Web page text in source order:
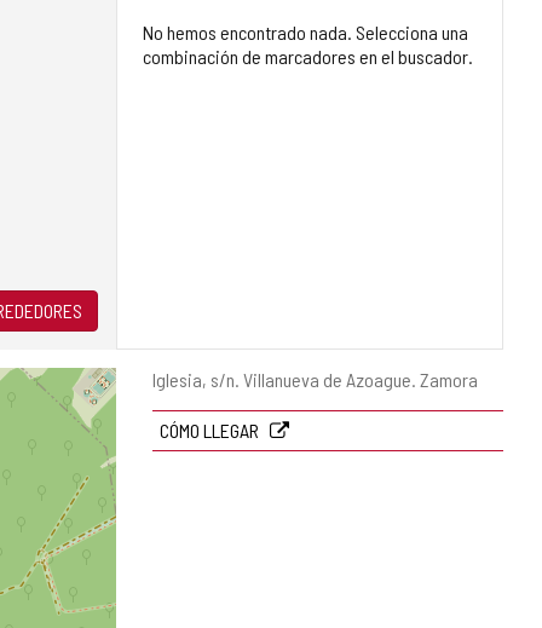
Dirección
Iglesia, s/n. Villanueva de Azoague. Zamora
CÓMO LLEGAR
No hemos encontrado nada. Selecciona una
combinación de marcadores en el buscador.